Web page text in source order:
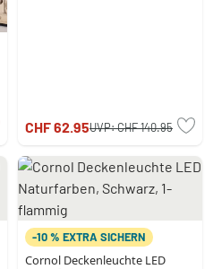
CHF 62.95UVP:CHF 140.95
-10 % EXTRA SICHERN
Cornol Deckenleuchte LED